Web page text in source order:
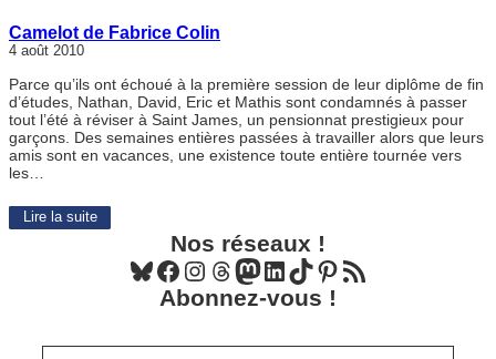
Camelot de Fabrice Colin
4 août 2010
Parce qu’ils ont échoué à la première session de leur diplôme de fin
d’études, Nathan, David, Eric et Mathis sont condamnés à passer
tout l’été à réviser à Saint James, un pensionnat prestigieux pour
garçons. Des semaines entières passées à travailler alors que leurs
amis sont en vacances, une existence toute entière tournée vers
les…
Lire la suite
Nos réseaux !
Bluesky Facebook Instagram Threads Mastodon LinkedIn TikTok Pinterest Flux RSS
Abonnez-vous !